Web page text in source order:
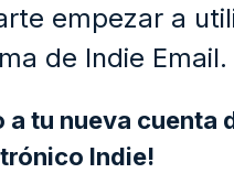
empezar a
de Indie Email.
a tu nueva cuenta
Indie!